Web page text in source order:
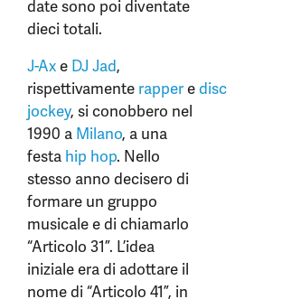
date sono poi diventate
dieci totali.
J-Axe DJ Jad,
rispettivamente rapperedisc
jockey, si conobbero nel
1990 a Milano, a una
festa hip hop. Nello
stesso anno decisero di
formare un gruppo
musicale e di chiamarlo
“Articolo 31”. L’idea
iniziale era di adottare il
nome di “Articolo 41”, in